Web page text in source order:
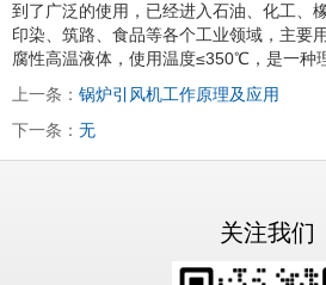
到了广泛的使用，已经进入石油、化工、
印染、筑路、食品等各个工业领域，主要
腐性高温液体，使用温度≤350℃，是一种
上一条： 锅炉引风机工作原理及应用
下一条： 无
关注我们